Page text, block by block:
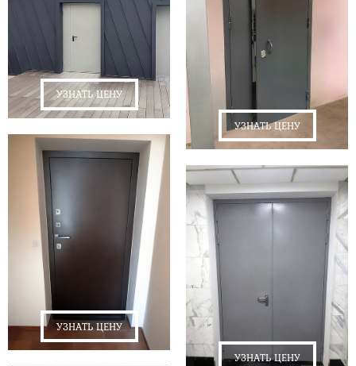
УЗНАТЬ ЦЕНУ
УЗНАТЬ ЦЕНУ
УЗНАТЬ ЦЕНУ
УЗНАТЬ ЦЕНУ